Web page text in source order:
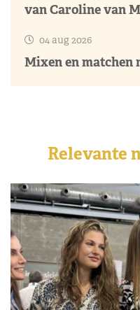
van Caroline van
04 aug 2026
Mixen en matchen
Relevante